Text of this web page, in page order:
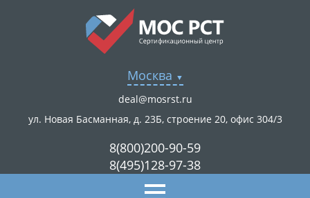
Москва
deal@mosrst.ru
ул. Новая Басманная, д. 23Б, строение 20, офис 304/3
8(800)200-90-59
8(495)128-97-38